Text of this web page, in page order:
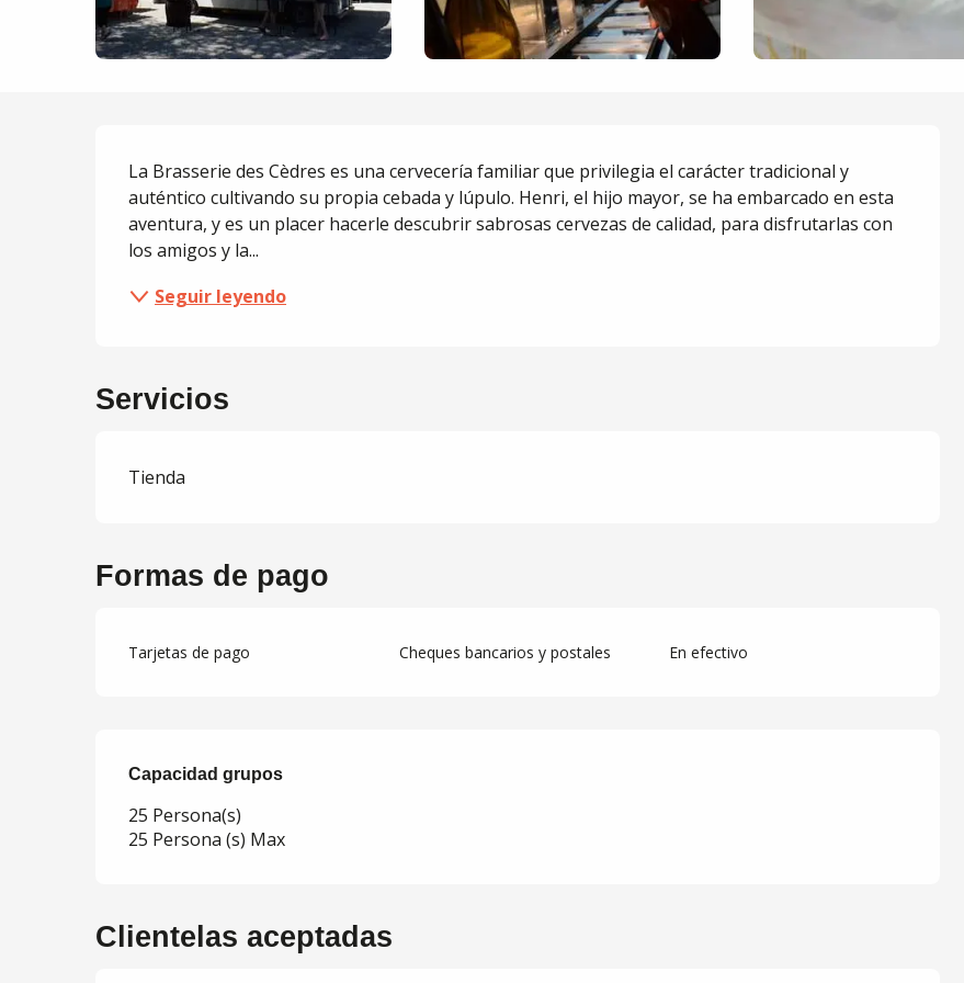
Descripción
La Brasserie des Cèdres es una cervecería familiar que privilegia el carácter tradicional y
auténtico cultivando su propia cebada y lúpulo. Henri, el hijo mayor, se ha embarcado en esta
aventura, y es un placer hacerle descubrir sabrosas cervezas de calidad, para disfrutarlas con
los amigos y la...
Seguir leyendo
Servicios
Tienda
Formas de pago
Tarjetas de pago Cheques bancarios y postales En efectivo
Capacidad grupos
Capacidad grupos
25 Persona(s)
25 Persona (s) Max
Clientelas aceptadas